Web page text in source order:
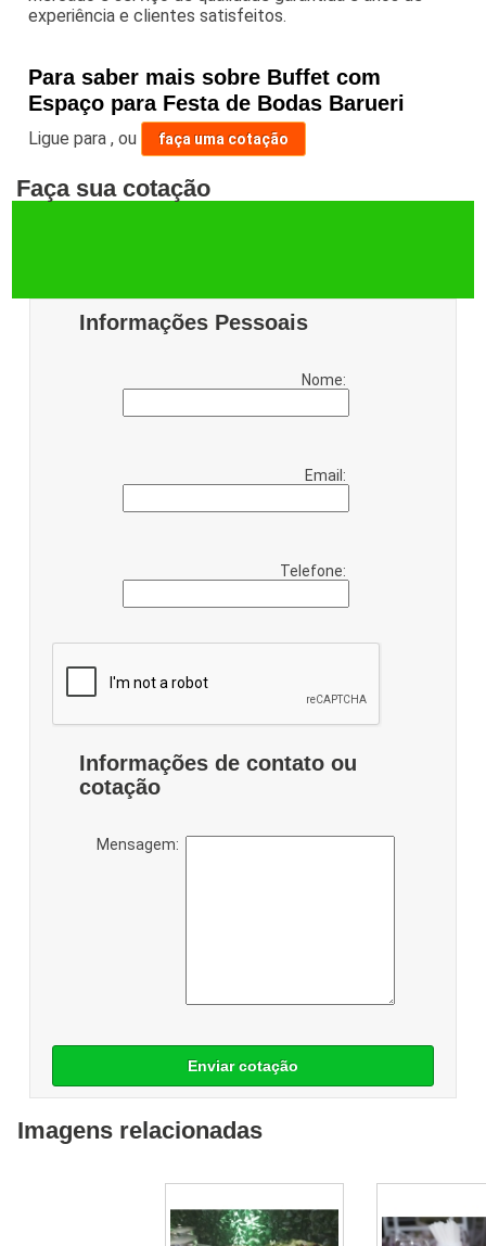
experiência e clientes satisfeitos.
Para saber mais sobre Buffet com
Espaço para Festa de Bodas Barueri
Ligue para,ou faça uma cotação
Faça sua cotação
Informações Pessoais
Nome:
Email:
Telefone:
Informações de contato ou
cotação
Mensagem:
Enviar cotação
Imagens relacionadas